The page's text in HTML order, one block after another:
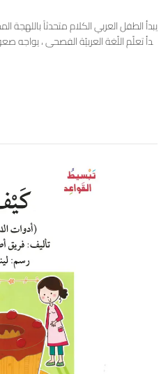
يبدأ الطفل العربي الكلام متحدثاً
يبدأ تعلّم اللّغة العربيّة الفصحى ،
العربية في المرحلة ما قبل الابتدائية